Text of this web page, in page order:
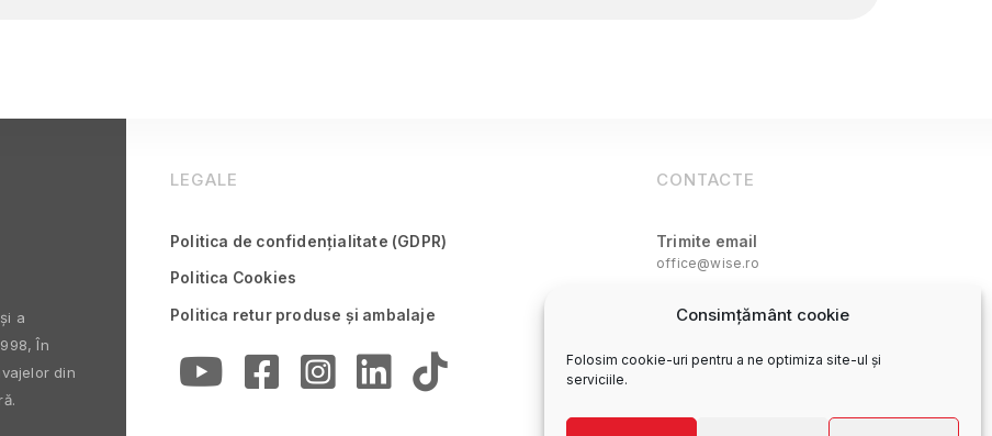
Consimțământ cookie
Folosim cookie-uri pentru a ne optimiza site-ul și
serviciile.
a
În
din
LEGALE
Politica de confidențialitate (GDPR)
Politica Cookies
Politica retur produse și ambalaje
CONTACTE
Trimite email
office@wise.ro
Oficiul central
0250 772 747